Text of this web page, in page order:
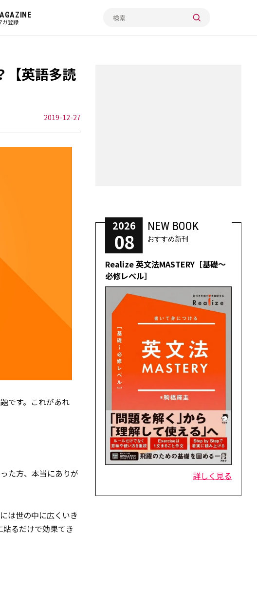
ガ登録
【英語多読
2019-12-27
です。これがあれ
た方、本当にありが
は世の中に広くいき
るだけで効果てき
2026
08
NEW BOOK
おすすめ新刊
Realize 英文法MASTERY［基礎～
必修レベル］
詳しく見る